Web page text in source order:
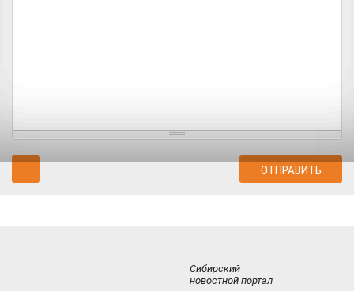
Сибирский
новостной портал